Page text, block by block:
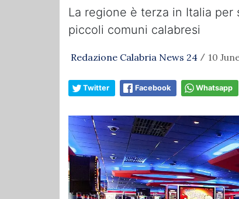
La regione è terza in Italia
piccoli comuni calabresi
Redazione Calabria News 24 / 10
Twitter Facebook Whatsapp